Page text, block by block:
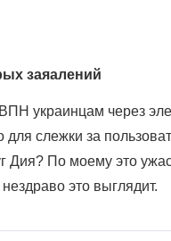
заяалений
украинцам через
слежки за
Дия? По моему это
это выглядит.